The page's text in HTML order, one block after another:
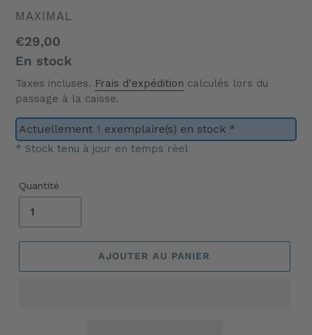
DISTRIBUTEUR
MAXIMAL
Prix
normal
€29,00
En stock
Taxes incluses. Frais d'expédition calculés lors du
passage à la caisse.
Actuellement 1 exemplaire(s) en stock *
* Stock tenu à jour en temps réel
Quantité
AJOUTER AU PANIER